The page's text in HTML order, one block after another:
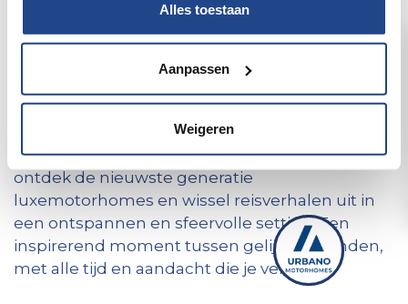
Alles toestaan
Aanpassen
Weigeren
Op 27 en 28 juni openen wij exclusief onze
deuren voor onze premium klanten. Kom
genieten van een persoonlijke ontvangst,
ontdek de nieuwste generatie
luxemotorhomes en wissel reisverhalen uit in
een ontspannen en sfeervolle setting. Een
inspirerend moment tussen gelijkgestemden,
met alle tijd en aandacht die je verdient.